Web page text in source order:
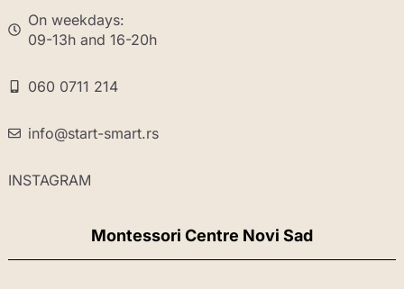
On weekdays:
09-13h and 16-20h
060 0711 214
info@start-smart.rs
INSTAGRAM
Montessori Centre Novi Sad